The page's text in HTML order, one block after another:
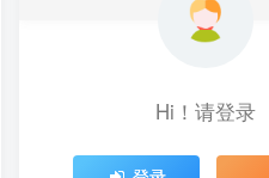
Hi！请登录